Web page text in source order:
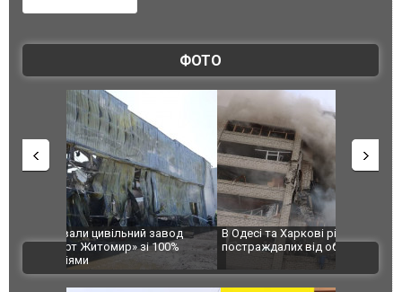
ФОТО
В Одесі та Харкові різко зросла кількість
постраждалих від обстрілу РФ
Ворог
двоє
після
ВІДЕО